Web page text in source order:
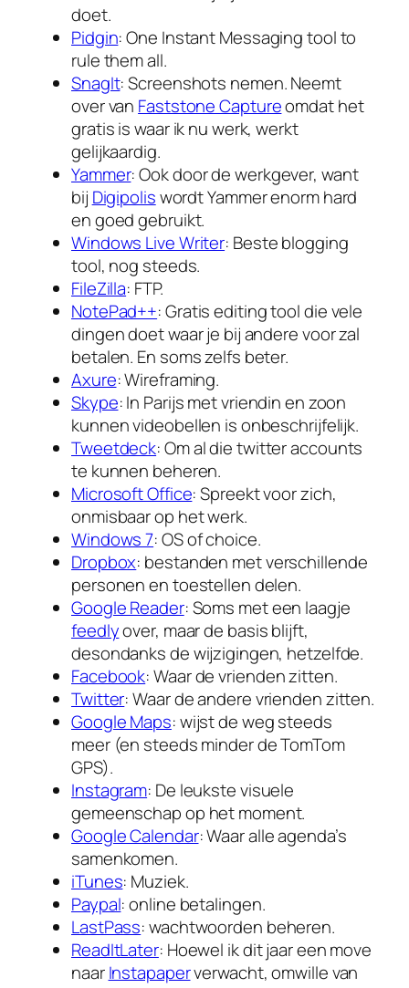
doet.
Pidgin: One Instant Messaging tool to
rule them all.
SnagIt: Screenshots nemen. Neemt
over van Faststone Captureomdat het
gratis is waar ik nu werk, werkt
gelijkaardig.
Yammer: Ook door de werkgever, want
bij Digipoliswordt Yammer enorm hard
en goed gebruikt.
Windows Live Writer: Beste blogging
tool, nog steeds.
FileZilla: FTP.
NotePad++: Gratis editing tool die vele
dingen doet waar je bij andere voor zal
betalen. En soms zelfs beter.
Axure: Wireframing.
Skype: In Parijs met vriendin en zoon
kunnen videobellen is onbeschrijfelijk.
Tweetdeck: Om al die twitter accounts
te kunnen beheren.
Microsoft Office: Spreekt voor zich,
onmisbaar op het werk.
Windows 7: OS of choice.
Dropbox: bestanden met verschillende
personen en toestellen delen.
Google Reader: Soms met een laagje
feedlyover, maar de basis blijft,
desondanks de wijzigingen, hetzelfde.
Facebook: Waar de vrienden zitten.
Twitter: Waar de andere vrienden zitten.
Google Maps: wijst de weg steeds
meer (en steeds minder de TomTom
GPS).
Instagram: De leukste visuele
gemeenschap op het moment.
Google Calendar: Waar alle agenda’s
samenkomen.
iTunes: Muziek.
Paypal: online betalingen.
LastPass: wachtwoorden beheren.
ReadItLater: Hoewel ik dit jaar een move
naarInstapaperverwacht, omwille van